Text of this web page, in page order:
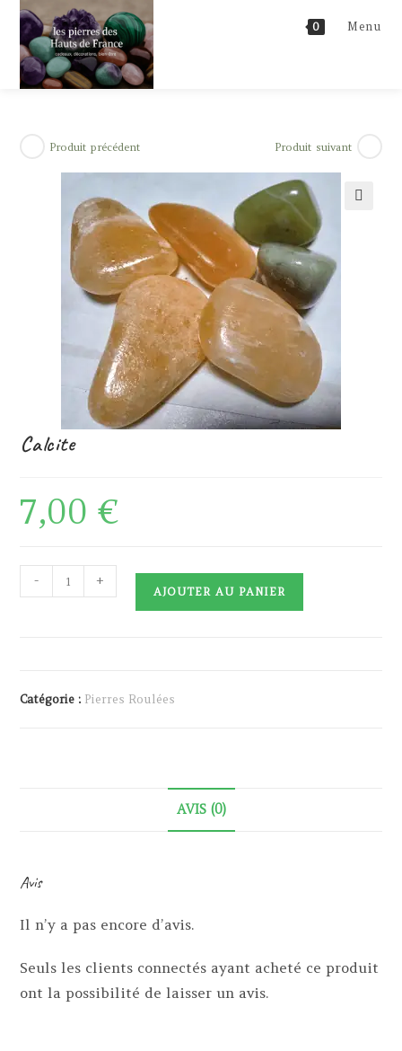
Skip
content
0 Menu
Produit précédent Produit suivant
Calcite
7,00€
quantité
de
- +
AJOUTER AU PANIER
Catégorie : Pierres Roulées
AVIS (0)
Avis
Il n’y a pas encore d’avis.
Seuls les clients connectés ayant acheté ce produit
ont la possibilité de laisser un avis.